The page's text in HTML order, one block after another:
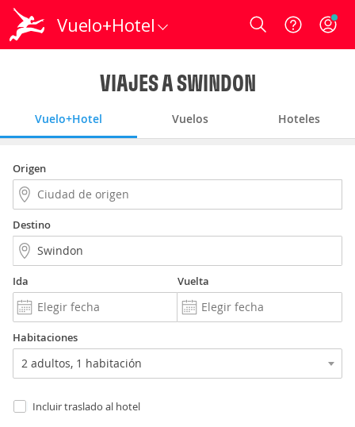
Vuelo+Hotel Login
VIAJES A SWINDON
Vuelo+Hotel Vuelos Hoteles
Origen
Destino
Ida Vuelta
Habitaciones
Incluir traslado al hotel